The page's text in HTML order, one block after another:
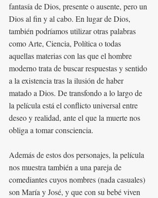
fantasía de Dios, presente o ausente, pero un
Dios al fin y al cabo. En lugar de Dios,
también podríamos utilizar otras palabras
como Arte, Ciencia, Política o todas
aquellas materias con las que el hombre
moderno trata de buscar respuestas y sentido
a la existencia tras la ilusión de haber
matado a Dios. De transfondo a lo largo de
la película está el conflicto universal entre
deseo y realidad, ante el que la muerte nos
obliga a tomar consciencia.
Además de estos dos personajes, la película
nos muestra también a una pareja de
comediantes cuyos nombres (nada casuales)
son María y José, y que con su bebé viven